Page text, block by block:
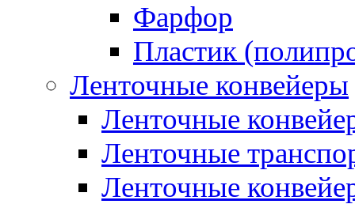
Фарфор
Пластик
Ленточные конвейеры
Ленточные
Ленточные
Ленточные